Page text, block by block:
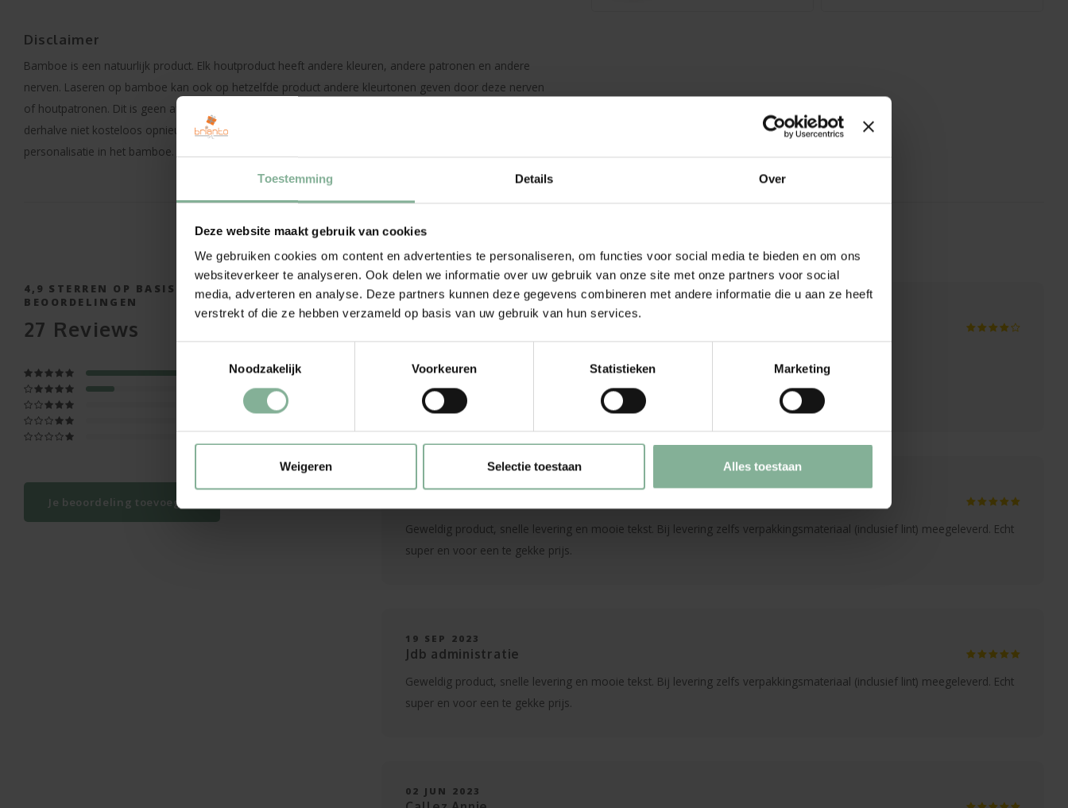
Toestemming Details Over
Deze website maakt gebruik van cookies
We gebruiken cookies om content en advertenties te personaliseren, om functies voor social media te bieden en om ons
websiteverkeer te analyseren. Ook delen we informatie over uw gebruik van onze site met onze partners voor social
media, adverteren en analyse. Deze partners kunnen deze gegevens combineren met andere informatie die u aan ze heeft
verstrekt of die ze hebben verzameld op basis van uw gebruik van hun services.
Noodzakelijk
Voorkeuren Statistieken Marketing
Weigeren Selectie toestaan Alles toestaan
Disclaimer
Bamboe is een natuurlijk product. Elk houtproduct heeft andere kleuren, andere patronen en andere
nerven. Laseren op bamboe kan ook op hetzelfde product andere kleurtonen geven door deze nerven
of houtpatronen. Dit is geen afwijking of probleem aan het product of de personalisatie. Een order kan
derhalve niet kosteloos opnieuw gemaakt worden omwille van een deze natuurlijke uitstraling en
personalisatie in het bamboe.
4,9 STERREN OP BASIS VAN27
BEOORDELINGEN
27 Reviews
Je beoordeling toevoegen
10 SEP 2024
En nog op tijd.
Ik had ouder hout verwacht, maar prima.
19 SEP 2023
Geweldig product, snelle levering en mooie tekst. Bij levering zelfs verpakkingsmateriaal (inclusief lint) meegeleverd. Echt
super en voor een te gekke prijs.
19 SEP 2023
Jdb administratie
Geweldig product, snelle levering en mooie tekst. Bij levering zelfs verpakkingsmateriaal (inclusief lint) meegeleverd. Echt
super en voor een te gekke prijs.
02 JUN 2023